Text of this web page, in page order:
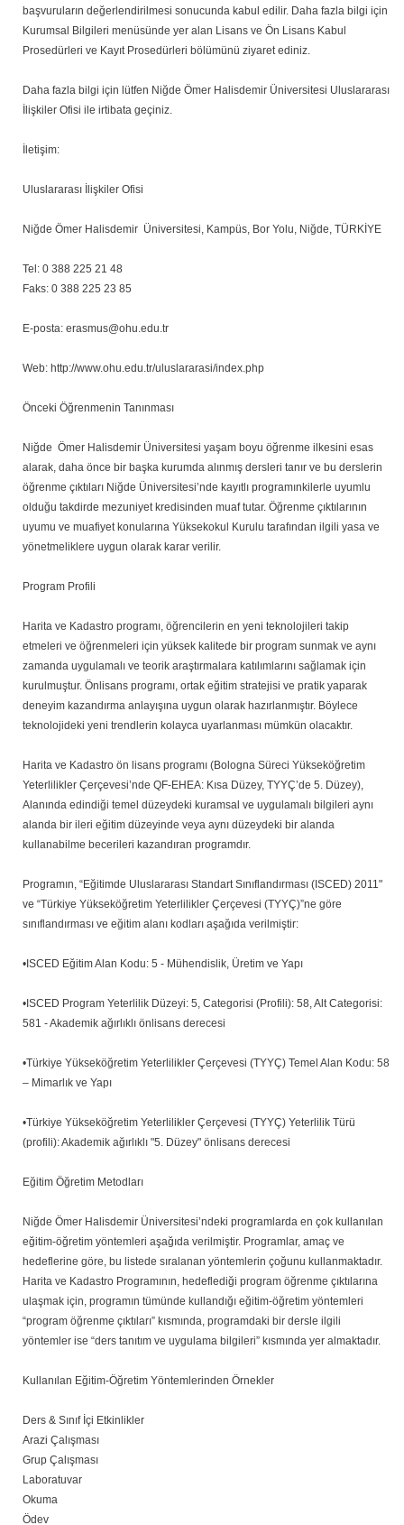
başvuruların değerlendirilmesi sonucunda kabul edilir. Daha fazla bilgi için
Kurumsal Bilgileri menüsünde yer alan Lisans ve Ön Lisans Kabul
Prosedürleri ve Kayıt Prosedürleri bölümünü ziyaret ediniz.
Daha fazla bilgi için lütfen Niğde Ömer Halisdemir Üniversitesi Uluslararası
İlişkiler Ofisi ile irtibata geçiniz.
İletişim:
Uluslararası İlişkiler Ofisi
Niğde Ömer Halisdemir Üniversitesi, Kampüs, Bor Yolu, Niğde, TÜRKİYE
Tel: 0 388 225 21 48
Faks: 0 388 225 23 85
E-posta: erasmus@ohu.edu.tr
Web: http://www.ohu.edu.tr/uluslararasi/index.php
Önceki Öğrenmenin Tanınması
Niğde Ömer Halisdemir Üniversitesi yaşam boyu öğrenme ilkesini esas
alarak, daha önce bir başka kurumda alınmış dersleri tanır ve bu derslerin
öğrenme çıktıları Niğde Üniversitesi’nde kayıtlı programınkilerle uyumlu
olduğu takdirde mezuniyet kredisinden muaf tutar. Öğrenme çıktılarının
uyumu ve muafiyet konularına Yüksekokul Kurulu tarafından ilgili yasa ve
yönetmeliklere uygun olarak karar verilir.
Program Profili
Harita ve Kadastro programı, öğrencilerin en yeni teknolojileri takip
etmeleri ve öğrenmeleri için yüksek kalitede bir program sunmak ve aynı
zamanda uygulamalı ve teorik araştırmalara katılımlarını sağlamak için
kurulmuştur. Önlisans programı, ortak eğitim stratejisi ve pratik yaparak
deneyim kazandırma anlayışına uygun olarak hazırlanmıştır. Böylece
teknolojideki yeni trendlerin kolayca uyarlanması mümkün olacaktır.
Harita ve Kadastro ön lisans programı (Bologna Süreci Yükseköğretim
Yeterlilikler Çerçevesi’nde QF-EHEA: Kısa Düzey, TYYÇ’de 5. Düzey),
Alanında edindiği temel düzeydeki kuramsal ve uygulamalı bilgileri aynı
alanda bir ileri eğitim düzeyinde veya aynı düzeydeki bir alanda
kullanabilme becerileri kazandıran programdır.
Programın, “Eğitimde Uluslararası Standart Sınıflandırması (ISCED) 2011"
ve “Türkiye Yükseköğretim Yeterlilikler Çerçevesi (TYYÇ)”ne göre
sınıflandırması ve eğitim alanı kodları aşağıda verilmiştir:
•ISCED Eğitim Alan Kodu: 5 - Mühendislik, Üretim ve Yapı
•ISCED Program Yeterlilik Düzeyi: 5, Categorisi (Profili): 58, Alt Categorisi:
581 - Akademik ağırlıklı önlisans derecesi
•Türkiye Yükseköğretim Yeterlilikler Çerçevesi (TYYÇ) Temel Alan Kodu: 58
– Mimarlık ve Yapı
•Türkiye Yükseköğretim Yeterlilikler Çerçevesi (TYYÇ) Yeterlilik Türü
(profili): Akademik ağırlıklı "5. Düzey" önlisans derecesi
Eğitim Öğretim Metodları
Niğde Ömer Halisdemir Üniversitesi’ndeki programlarda en çok kullanılan
eğitim-öğretim yöntemleri aşağıda verilmiştir. Programlar, amaç ve
hedeflerine göre, bu listede sıralanan yöntemlerin çoğunu kullanmaktadır.
Harita ve Kadastro Programının, hedeflediği program öğrenme çıktılarına
ulaşmak için, programın tümünde kullandığı eğitim-öğretim yöntemleri
“program öğrenme çıktıları” kısmında, programdaki bir dersle ilgili
yöntemler ise “ders tanıtım ve uygulama bilgileri” kısmında yer almaktadır.
Kullanılan Eğitim-Öğretim Yöntemlerinden Örnekler
Ders & Sınıf İçi Etkinlikler
Arazi Çalışması
Grup Çalışması
Laboratuvar
Okuma
Ödev